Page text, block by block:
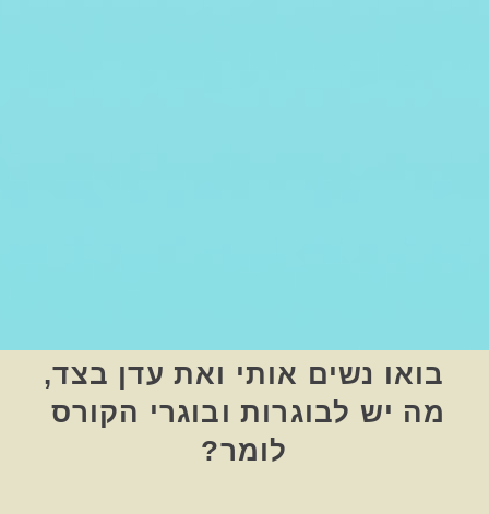
בואו נשים אותי ואת עדן בצד,
מה יש לבוגרות ובוגרי הקורס
לומר?